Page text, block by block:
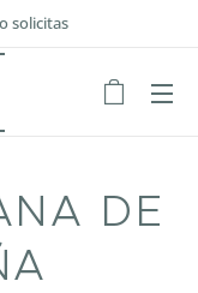
solicitas
DE